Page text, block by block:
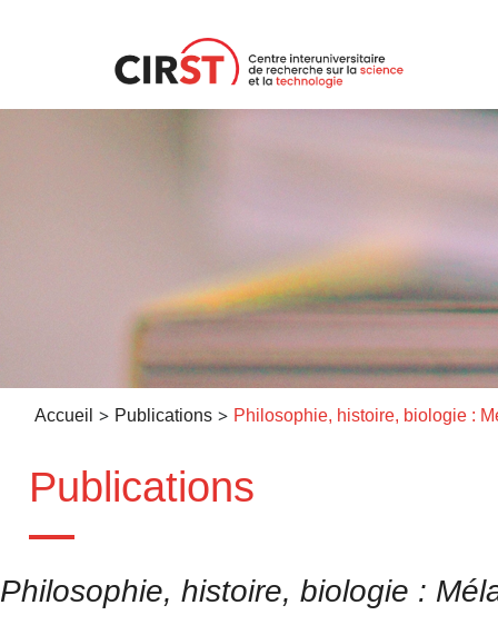
Accueil > Publications >
Publications
Philosophie, histoire, biologie :